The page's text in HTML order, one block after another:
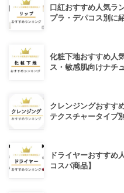
口紅おすすめ人気ラ
プラ・デパコス別に
化粧下地おすすめ人
ス・敏感肌向けナチ
クレンジングおすす
テクスチャータイプ
ドライヤーおすすめ
コスパ商品】